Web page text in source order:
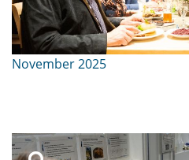
November 2025